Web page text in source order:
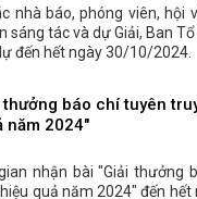
nhà báo, phóng viên, hội
sáng tác và dự Giải, Ban
đến hết ngày 30/10/2024.
báo chí tuyên
năm 2024"
nhận bài "Giải thưởng
quả năm 2024" đến